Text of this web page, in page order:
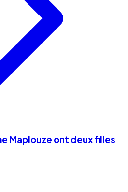
Maplouze ont deux filles